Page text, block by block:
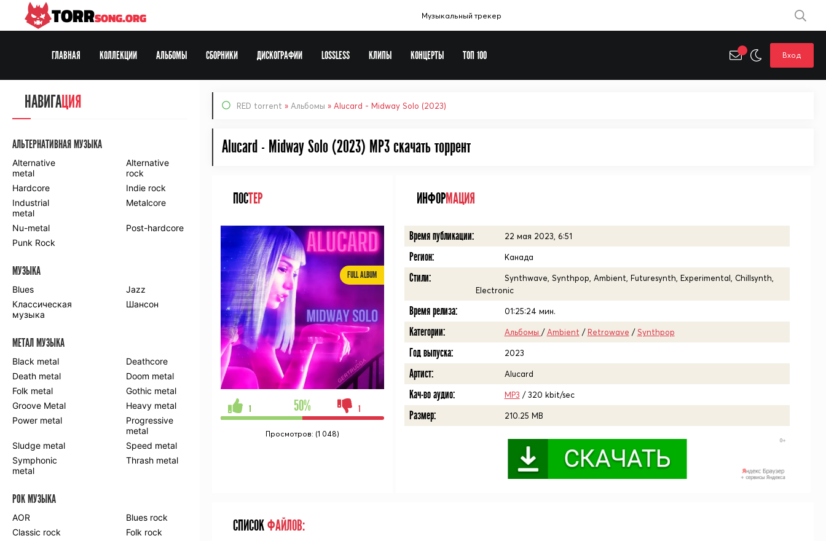
RED torrent » Альбомы » Alucard - Midway Solo (2023)
Alucard - Midway Solo (2023) MP3 cкачать торрент
ПОСТЕР
FULL ALBUM
1 50% 1
Просмотров: (1 048)
ИНФОРМАЦИЯ
Время публикации: 22 мая 2023, 6:51
Регион: Канада
Стили:
Synthwave, Synthpop, Ambient, Futuresynth, Experimental, Chillsynth,
Electronic
Время релиза: 01:25:24 мин.
Категории: Альбомы /Ambient /Retrowave /Synthpop
Год выпуска: 2023
Артист: Alucard
Кач-во аудио: MP3 / 320 kbit/sec
Размер: 210.25 MB
СПИСОКФАЙЛОВ:
НАВИГАЦИЯ
АЛЬТЕРНАТИВНАЯ МУЗЫКА
Alternative
metal
Alternative
rock
Hardcore
Indie rock
Industrial
metal
Metalcore
Nu-metal
Post-hardcore
Punk Rock
МУЗЫКА
Blues
Jazz
Классическая
музыка
Шансон
МЕТАЛ МУЗЫКА
Black metal
Deathcore
Death metal
Doom metal
Folk metal
Gothic metal
Groove Metal
Heavy metal
Power metal
Progressive
metal
Sludge metal
Speed metal
Symphonic
metal
Thrash metal
РОК МУЗЫКА
AOR
Blues rock
Classic rock
Folk rock
TORRSONG.ORG Музыкальный трекер
ГЛАВНАЯ КОЛЛЕКЦИИ
Web-DL
Europa Plus
Новогодние сборники
АЛЬБОМЫ СБОРНИКИ ДИСКОГРАФИИ LOSSLESS КЛИПЫ КОНЦЕРТЫ ТОП 100 Вход